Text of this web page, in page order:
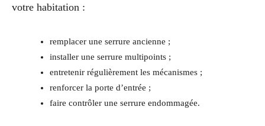
votre habitation :
remplacer une serrure ancienne ;
installer une serrure multipoints ;
entretenir régulièrement les mécanismes ;
renforcer la porte d’entrée ;
faire contrôler une serrure endommagée.